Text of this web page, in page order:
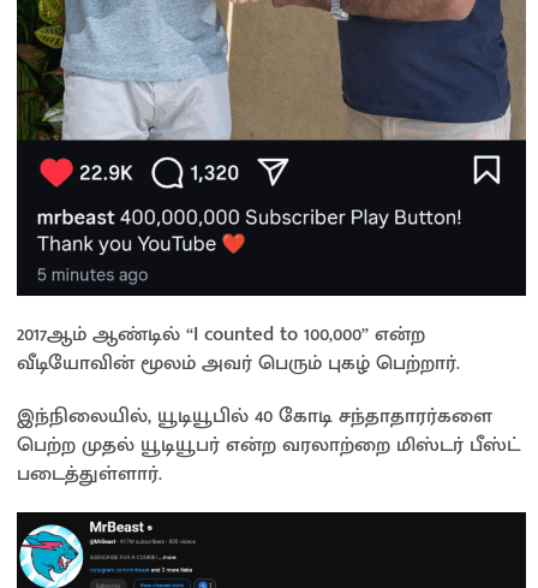
2017ஆம் ஆண்டில் “I counted to 100,000” என்ற
வீடியோவின் மூலம் அவர் பெரும் புகழ் பெற்றார்.
இந்நிலையில், யூடியூபில் 40 கோடி சந்தாதாரர்களை
பெற்ற முதல் யூடியூபர் என்ற வரலாற்றை மிஸ்டர் பீஸ்ட்
படைத்துள்ளார்.